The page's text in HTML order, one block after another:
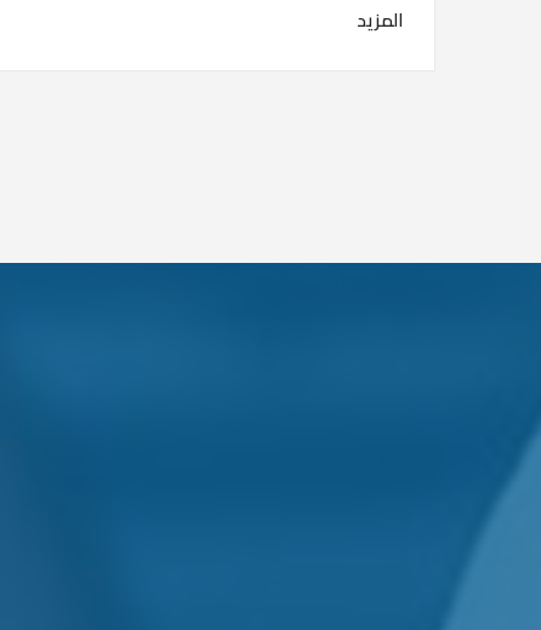
المزيد